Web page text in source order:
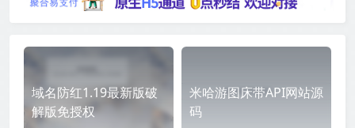
域名防红1.19最新版破
解版免授权
米哈游图床带API网站源
码